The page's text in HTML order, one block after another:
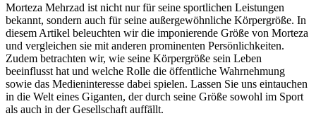
Morteza Mehrzad ist nicht nur für seine sportlichen Leistungen
bekannt, sondern auch für seine außergewöhnliche Körpergröße. In
diesem Artikel beleuchten wir die imponierende Größe von Morteza
und vergleichen sie mit anderen prominenten Persönlichkeiten.
Zudem betrachten wir, wie seine Körpergröße sein Leben
beeinflusst hat und welche Rolle die öffentliche Wahrnehmung
sowie das Medieninteresse dabei spielen. Lassen Sie uns eintauchen
in die Welt eines Giganten, der durch seine Größe sowohl im Sport
als auch in der Gesellschaft auffällt.